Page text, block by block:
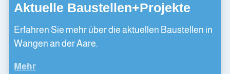
Aktuelle Baustellen+Projekte
Erfahren Sie mehr über die aktuellen Baustellen in
Wangen an der Aare.
Mehr